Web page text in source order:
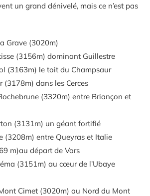
un grand dénivelé, mais ce n’est pas
Grave (3020m)
(3156m) dominant Guillestre
(3163m) le toit du Champsaur
(3178m) dans les Cerces
(3320m) entre Briançon et
(3131m) un géant fortifié
(3208m) entre Queyras et Italie
m)au départ de Vars
(3151m) au cœur de l’Ubaye
Cimet (3020m) au Nord du Mont